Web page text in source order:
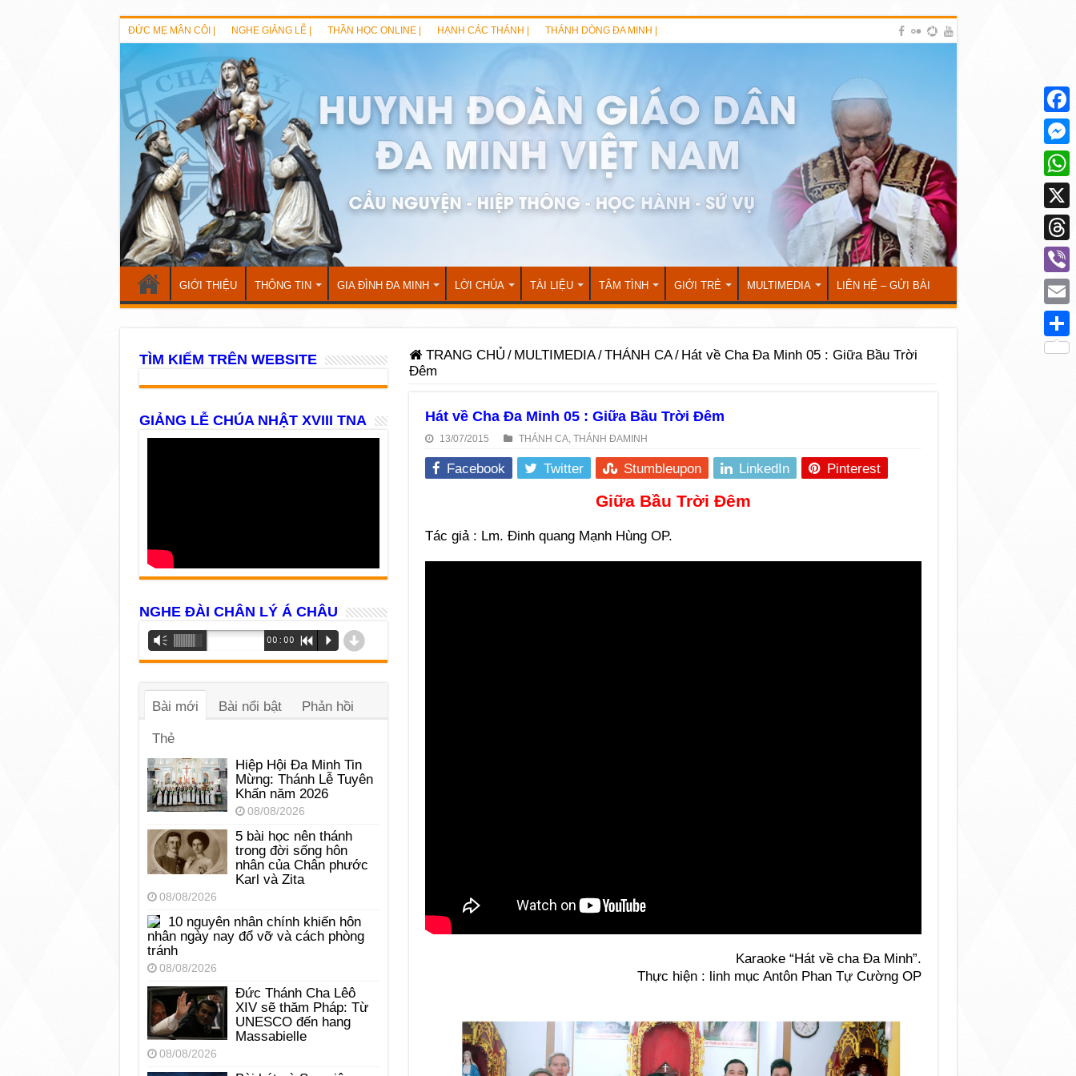
ĐỨC MẸ MÂN CÔI | NGHE GIẢNG LỄ | THẦN HỌC ONLINE | HẠNH CÁC THÁNH | THÁNH DÒNG ĐA MINH |
GIỚI THIỆU THÔNG TIN GIA ĐÌNH ĐA MINH LỜI CHÚA TÀI LIỆU TÂM TÌNH GIỚI TRẺ MULTIMEDIA LIÊN HỆ – GỬI BÀI
TRANG CHỦ / MULTIMEDIA/THÁNH CA/ Hát về Cha Đa Minh 05 : Giữa Bầu Trời
Đêm
Hát về Cha Đa Minh 05 : Giữa Bầu Trời Đêm
13/07/2015 THÁNH CA, THÁNH ĐAMINH
Facebook Twitter Stumbleupon LinkedIn Pinterest
Giữa Bầu Trời Đêm
Tác giả : Lm. Đinh quang Mạnh Hùng OP.
Karaoke “Hát về cha Đa Minh”.
Thực hiện : linh mục Antôn Phan Tự Cường OP
TÌM KIẾM TRÊN WEBSITE
GIẢNG LỄ CHÚA NHẬT XVIII TNA
NGHE ĐÀI CHÂN LÝ Á CHÂU
Trình
phát
âm
Vm 00:00 R P d
Bài mới Bài nổi bật Phản hồi
Thẻ
Hiệp Hội Đa Minh Tin
Mừng: Thánh Lễ Tuyên
Khấn năm 2026
08/08/2026
5 bài học nên thánh
trong đời sống hôn
nhân của Chân phước
Karl và Zita
08/08/2026
10 nguyên nhân chính khiến hôn
nhân ngày nay đổ vỡ và cách phòng
tránh
08/08/2026
Đức Thánh Cha Lêô
XIV sẽ thăm Pháp: Từ
UNESCO đến hang
Massabielle
08/08/2026
X
Viber